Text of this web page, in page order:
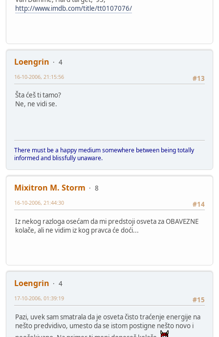
http://www.imdb.com/title/tt0107076/
Loengrin
4
#13
16-10-2006, 21:15:56
Šta ćeš ti tamo?
Ne, ne vidi se.
There must be a happy medium somewhere between being totally
informed and blissfully unaware.
Mixitron M. Storm
8
#14
16-10-2006, 21:44:30
Iz nekog razloga osećam da mi predstoji osveta za OBAVEZNE
kolače, ali ne vidim iz kog pravca će doći...
Loengrin
4
#15
17-10-2006, 01:39:19
Pazi, uvek sam smatrala da je osveta čisto traćenje energije na
nešto predvidivo, umesto da se istom postigne nešto novo i